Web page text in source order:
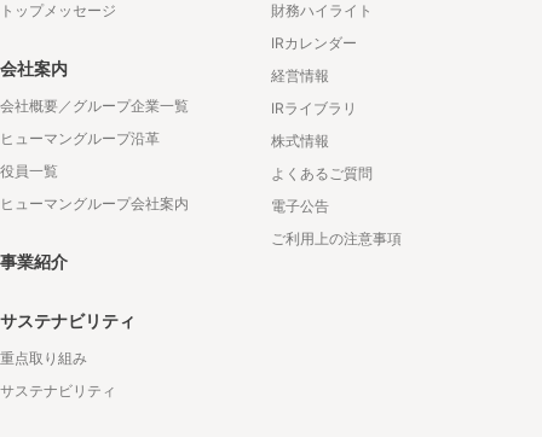
トップメッセージ
会社案内
会社概要／グループ企業一覧
ヒューマングループ沿革
役員一覧
ヒューマングループ会社案内
事業紹介
サステナビリティ
重点取り組み
サステナビリティ
財務ハイライト
IRカレンダー
経営情報
IRライブラリ
株式情報
よくあるご質問
電子公告
ご利用上の注意事項